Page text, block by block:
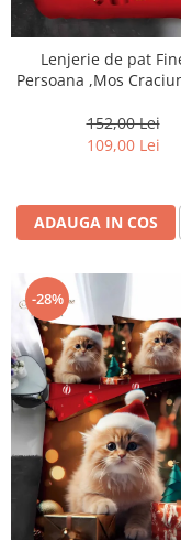
Lenjerie de pat
Persoana ,Mos
152,00 Lei
109,00 Lei
ADAUGA IN COS
-28%